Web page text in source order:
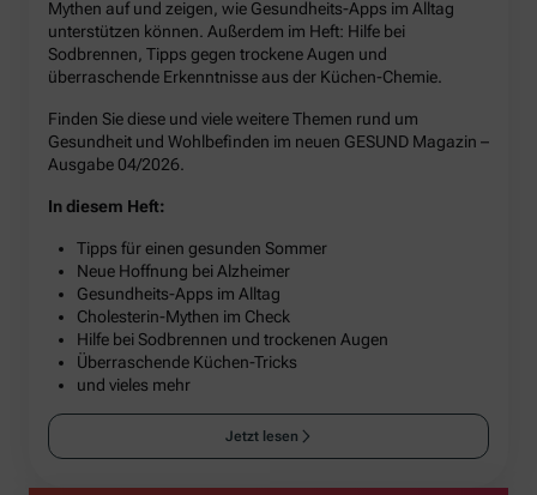
Mythen auf und zeigen, wie Gesundheits-Apps im Alltag
unterstützen können. Außerdem im Heft: Hilfe bei
Sodbrennen, Tipps gegen trockene Augen und
überraschende Erkenntnisse aus der Küchen-Chemie.
Finden Sie diese und viele weitere Themen rund um
Gesundheit und Wohlbefinden im neuen GESUND Magazin –
Ausgabe 04/2026.
In diesem Heft:
Tipps für einen gesunden Sommer
Neue Hoffnung bei Alzheimer
Gesundheits-Apps im Alltag
Cholesterin-Mythen im Check
Hilfe bei Sodbrennen und trockenen Augen
Überraschende Küchen-Tricks
und vieles mehr
Jetzt lesen